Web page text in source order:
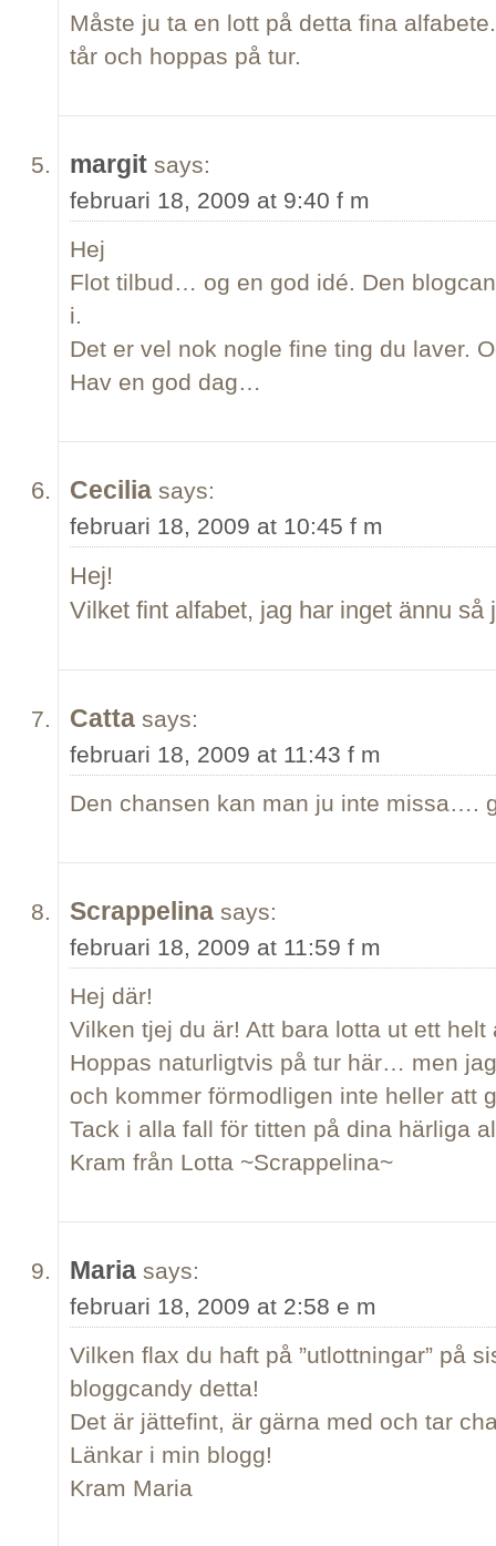
Måste ju ta en lott på detta fina
tår och hoppas på tur.
margit says:
februari 18, 2009 at 9:40 f m
Hej
Flot tilbud… og en god idé. Den
i.
Det er vel nok nogle fine ting du laver.
Hav en god dag…
Cecilia says:
februari 18, 2009 at 10:45 f m
Hej!
Vilket fint alfabet, jag har inget ännu
Catta says:
februari 18, 2009 at 11:43 f m
Den chansen kan man ju inte missa….
Scrappelina says:
februari 18, 2009 at 11:59 f m
Hej där!
Vilken tjej du är! Att bara lotta ut ett helt
Hoppas naturligtvis på tur här… men
och kommer förmodligen inte heller att
Tack i alla fall för titten på dina härliga
Kram från Lotta ~Scrappelina~
Maria says:
februari 18, 2009 at 2:58 e m
Vilken flax du haft på ”utlottningar” på
bloggcandy detta!
Det är jättefint, är gärna med och tar
Länkar i min blogg!
Kram Maria